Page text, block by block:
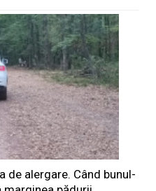
de alergare. Când bunul-